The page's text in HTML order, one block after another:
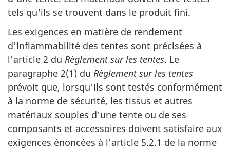
tels qu'ils se trouvent dans le produit fini.
Les exigences en matière de rendement
d'inflammabilité des tentes sont précisées à
l'article 2 du Règlement sur les tentes. Le
paragraphe 2(1) du Règlement sur les tentes
prévoit que, lorsqu'ils sont testés conformément
à la norme de sécurité, les tissus et autres
matériaux souples d'une tente ou de ses
composants et accessoires doivent satisfaire aux
exigences énoncées à l'article 5.2.1 de la norme